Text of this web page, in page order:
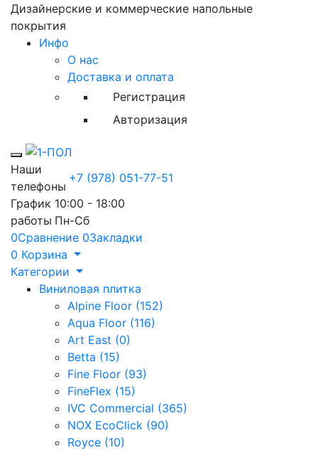
Дизайнерские и коммерческие напольные
покрытия
Инфо
О нас
Доставка и оплата
Регистрация
Авторизация
Toggle mobile menu
Наши
телефоны
+7 (978) 051-77-51
График
работы
10:00 - 18:00
Пн-Сб
0Сравнение 0Закладки
0 Корзина
Категории
Виниловая плитка
Alpine Floor (152)
Aqua Floor (116)
Art East (0)
Betta (15)
Fine Floor (93)
FineFlex (15)
IVC Commercial (365)
NOX EcoClick (90)
Royce (10)